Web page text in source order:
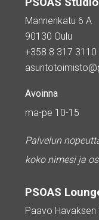
Mannenkatu 6 A
90130 Oulu
+358 8 317 3110
Avoinna
ma-pe 10-15
Palvelun
koko nimesi ja
PSOAS
Paavo Havaksen